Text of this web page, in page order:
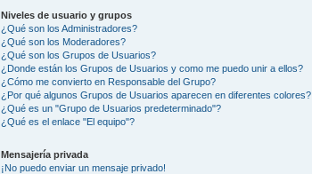
Niveles de usuario y grupos
¿Qué son los Administradores?
¿Qué son los Moderadores?
¿Qué son los Grupos de Usuarios?
¿Donde están los Grupos de Usuarios y como me puedo unir a ellos?
¿Cómo me convierto en Responsable del Grupo?
¿Por qué algunos Grupos de Usuarios aparecen en diferentes colores?
¿Qué es un "Grupo de Usuarios predeterminado"?
¿Qué es el enlace "El equipo"?
Mensajería privada
¡No puedo enviar un mensaje privado!